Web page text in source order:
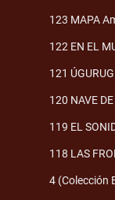
123 MAPA
122 EN EL
121
120 NAVE
119 EL
118 LAS
4 (Colección